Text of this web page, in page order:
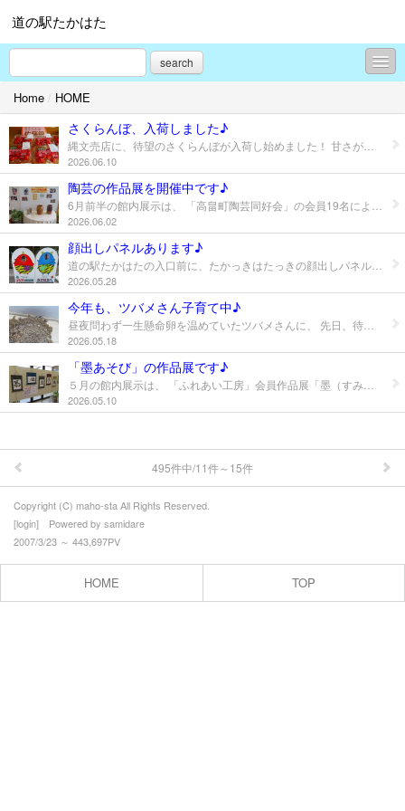
道の駅たかはた
search
HOME
イベント情報
古の里歴史公園 安久津八幡神社
桜開花情報
道の駅周辺の風景
今月の展示コーナー
いろいろなニュース
売店売れ筋情報
グリーンツーリズム
季節の情報（夏）
季節の情報（秋）
季節の情報（冬）
Home / HOME
さくらんぼ、入荷しました♪
2026.06.10
陶芸の作品展を開催中です♪
2026.06.02
顔出しパネルあります♪
2026.05.28
今年も、ツバメさん子育て中♪
2026.05.18
「墨あそび」の作品展です♪
2026.05.10
495件中/11件～15件
Copyright (C) maho-sta All Rights Reserved.
[login] Powered by samidare
2007/3/23 ～ 443,697PV
HOME TOP